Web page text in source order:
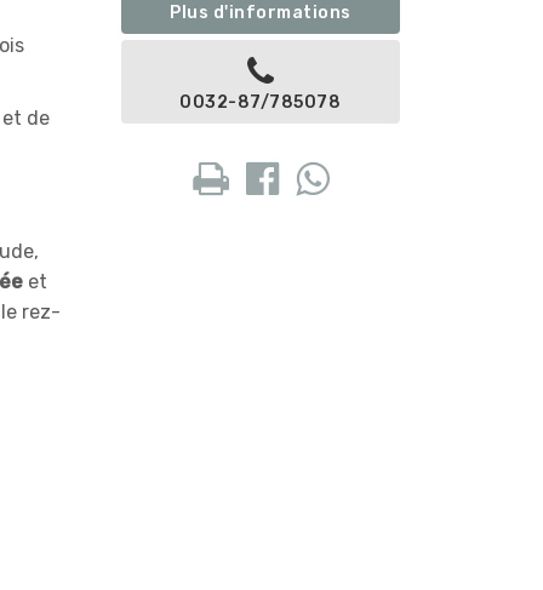
de
et
rez-
Plus d'informations
0032-87/785078